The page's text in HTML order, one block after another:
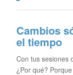
Cambios
el tiempo
Con tus sesiones
¿Por qué?